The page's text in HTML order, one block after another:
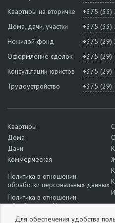
Квартиры на вторичке
+375 (33)
Дома, дачи, участки
+375 (33)
Нежилой фонд
+375 (29)
Оформление сделок
+375 (29)
Консультации юристов
+375 (29)
Трудоустройство
+375 (29)
Квартиры
Дома
Дачи
Коммерческая
Политика в отношении
обработки персональных данных
Политика в отношении
обработки cookie
Подробнее о настройках файлов
Для обеспечения удобства